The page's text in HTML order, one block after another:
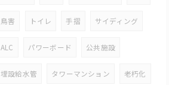
鳥害 トイレ 手摺 サイディング
ALC パワーボード 公共施設
埋設給水管 タワーマンション 老朽化